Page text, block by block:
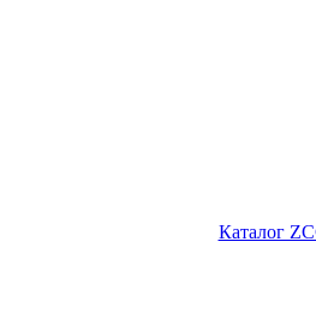
Каталог